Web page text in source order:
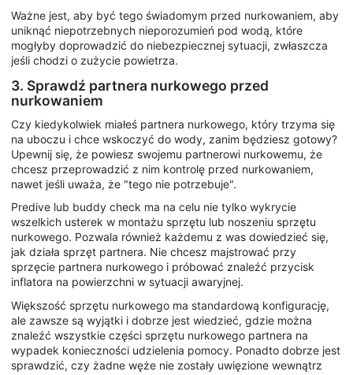
Ważne jest, aby być tego świadomym przed nurkowaniem, aby
uniknąć niepotrzebnych nieporozumień pod wodą, które
mogłyby doprowadzić do niebezpiecznej sytuacji, zwłaszcza
jeśli chodzi o zużycie powietrza.
3. Sprawdź partnera nurkowego przed
nurkowaniem
Czy kiedykolwiek miałeś partnera nurkowego, który trzyma się
na uboczu i chce wskoczyć do wody, zanim będziesz gotowy?
Upewnij się, że powiesz swojemu partnerowi nurkowemu, że
chcesz przeprowadzić z nim kontrolę przed nurkowaniem,
nawet jeśli uważa, że "tego nie potrzebuje".
Predive lub buddy check ma na celu nie tylko wykrycie
wszelkich usterek w montażu sprzętu lub noszeniu sprzętu
nurkowego. Pozwala również każdemu z was dowiedzieć się,
jak działa sprzęt partnera. Nie chcesz majstrować przy
sprzęcie partnera nurkowego i próbować znaleźć przycisk
inflatora na powierzchni w sytuacji awaryjnej.
Większość sprzętu nurkowego ma standardową konfigurację,
ale zawsze są wyjątki i dobrze jest wiedzieć, gdzie można
znaleźć wszystkie części sprzętu nurkowego partnera na
wypadek konieczności udzielenia pomocy. Ponadto dobrze jest
sprawdzić, czy żadne węże nie zostały uwięzione wewnątrz